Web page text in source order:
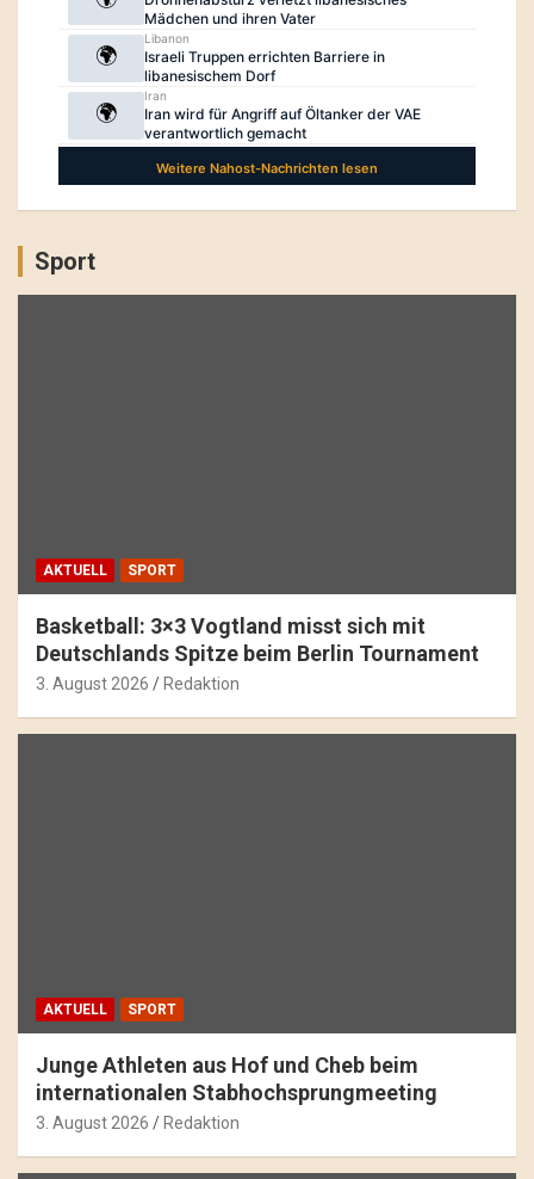
Sport
AKTUELL SPORT
Basketball: 3×3 Vogtland misst sich mit
Deutschlands Spitze beim Berlin Tournament
3. August 2026 Redaktion
AKTUELL SPORT
Junge Athleten aus Hof und Cheb beim
internationalen Stabhochsprungmeeting
3. August 2026 Redaktion